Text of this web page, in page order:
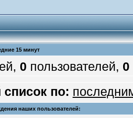
15 минут
0 пользователей, 0
по:
наших пользователей: